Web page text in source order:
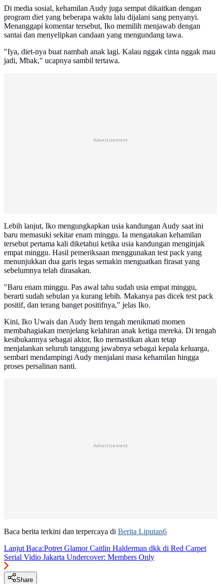
Di media sosial, kehamilan Audy juga sempat dikaitkan dengan
program diet yang beberapa waktu lalu dijalani sang penyanyi.
Menanggapi komentar tersebut, Iko memilih menjawab dengan
santai dan menyelipkan candaan yang mengundang tawa.
"Iya, diet-nya buat nambah anak lagi. Kalau nggak cinta nggak mau
jadi, Mbak," ucapnya sambil tertawa.
Advertisement
Lebih lanjut, Iko mengungkapkan usia kandungan Audy saat ini
baru memasuki sekitar enam minggu. Ia mengatakan kehamilan
tersebut pertama kali diketahui ketika usia kandungan menginjak
empat minggu. Hasil pemeriksaan menggunakan test pack yang
menunjukkan dua garis tegas semakin menguatkan firasat yang
sebelumnya telah dirasakan.
"Baru enam minggu. Pas awal tahu sudah usia empat minggu,
berarti sudah sebulan ya kurang lebih. Makanya pas dicek test pack
positif, dan terang banget positifnya," jelas Iko.
Kini, Iko Uwais dan Audy Item tengah menikmati momen
membahagiakan menjelang kelahiran anak ketiga mereka. Di tengah
kesibukannya sebagai aktor, Iko memastikan akan tetap
menjalankan seluruh tanggung jawabnya sebagai kepala keluarga,
sembari mendampingi Audy menjalani masa kehamilan hingga
proses persalinan nanti.
Advertisement
Baca berita terkini dan terpercaya di Berita Liputan6
Lanjut Baca:Potret Glamor Caitlin Halderman dkk di Red Carpet
Serial Vidio Jakarta Undercover: Members Only
Share